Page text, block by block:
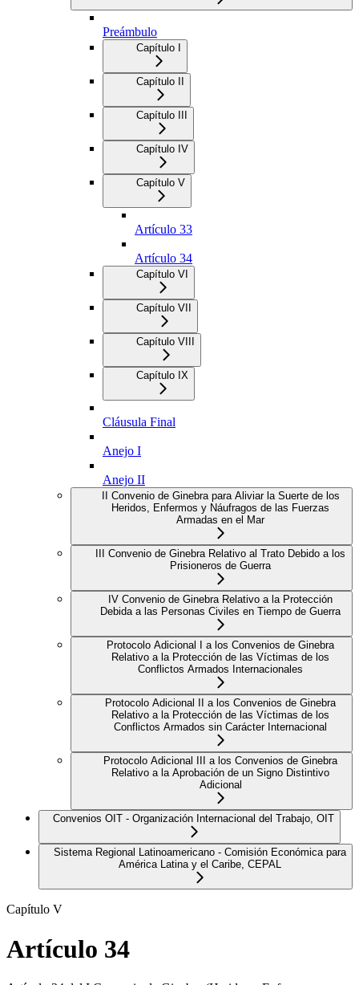
Preámbulo
Capítulo I
Capítulo II
Capítulo III
Capítulo IV
Capítulo V
Artículo 33
Artículo 34
Capítulo VI
Capítulo VII
Capítulo VIII
Capítulo IX
Cláusula Final
Anejo I
Anejo II
II Convenio de Ginebra para Aliviar la Suerte de los
Heridos, Enfermos y Náufragos de las Fuerzas
Armadas en el Mar
III Convenio de Ginebra Relativo al Trato Debido a los
Prisioneros de Guerra
IV Convenio de Ginebra Relativo a la Protección
Debida a las Personas Civiles en Tiempo de Guerra
Protocolo Adicional I a los Convenios de Ginebra
Relativo a la Protección de las Víctimas de los
Conflictos Armados Internacionales
Protocolo Adicional II a los Convenios de Ginebra
Relativo a la Protección de las Víctimas de los
Conflictos Armados sin Carácter Internacional
Protocolo Adicional III a los Convenios de Ginebra
Relativo a la Aprobación de un Signo Distintivo
Adicional
Convenios OIT - Organización Internacional del Trabajo, OIT
Sistema Regional Latinoamericano - Comisión Económica para
América Latina y el Caribe, CEPAL
Capítulo V
Artículo 34